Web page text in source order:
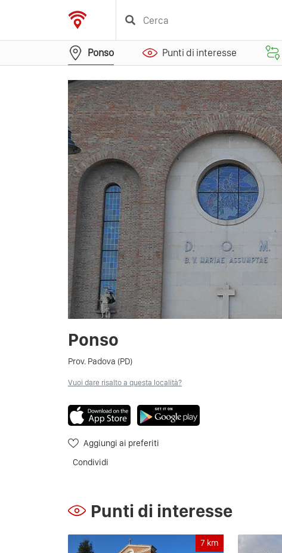
Ponso Punti di interesse
Ponso
Prov. Padova (PD)
Vuoi dare risalto a questa località?
Aggiungi ai preferiti
Condividi
Punti di interesse
7 km